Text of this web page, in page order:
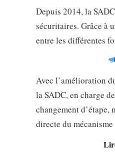
Depuis 2014, la
sécuritaires. Grâce à
entre les différentes
Avec l’amélioration
la SADC, en charge
changement
directe du